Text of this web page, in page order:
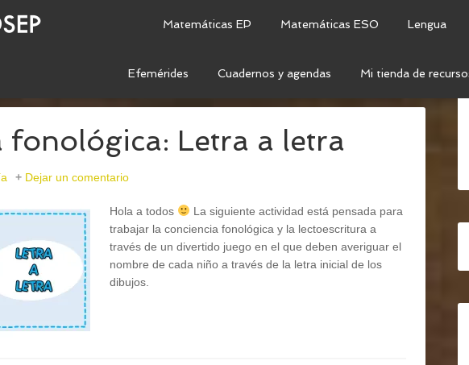
Matemáticas EP Matemáticas ESO Lengua
Efemérides Cuadernos y agendas Mi tienda de
fonológica: Letra a letra
Dejar un comentario
Hola a todos
La siguiente actividad está pensada para
trabajar la conciencia fonológica y la lectoescritura a
través de un divertido juego en el que deben averiguar el
nombre de cada niño a través de la letra inicial de los
dibujos.